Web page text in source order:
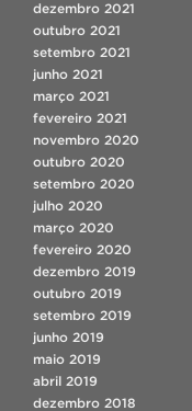
dezembro 2021
outubro 2021
setembro 2021
junho 2021
março 2021
fevereiro 2021
novembro 2020
outubro 2020
setembro 2020
julho 2020
março 2020
fevereiro 2020
dezembro 2019
outubro 2019
setembro 2019
junho 2019
maio 2019
abril 2019
dezembro 2018